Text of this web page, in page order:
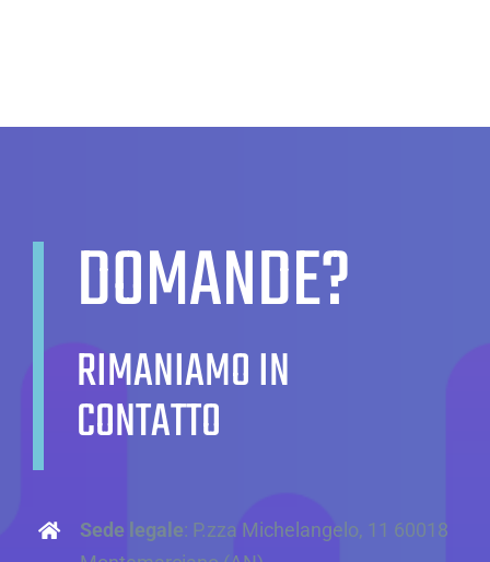
DOMANDE?
RIMANIAMO IN
CONTATTO
Sede legale: P.zza Michelangelo, 11 60018